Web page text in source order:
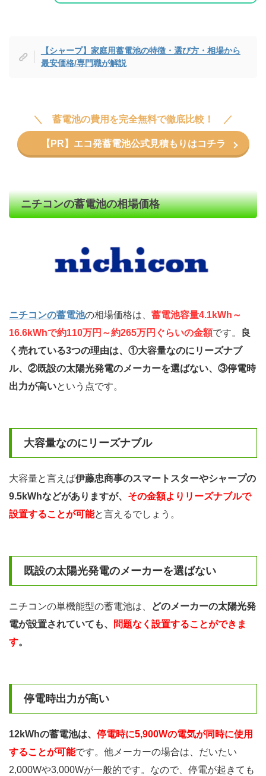
【シャープ】家庭用蓄電池の特徴・選び方・相場から
最安価格/専門職が解説
蓄電池の費用を完全無料で徹底比較！
【PR】エコ発蓄電池公式見積もりはコチラ
ニチコンの蓄電池の相場価格
ニチコンの蓄電池の相場価格は、 蓄電池容量4.1kWh～
16.6kWhで約110万円～約265万円ぐらいの金額です。
良
く売れている3つの理由は、①大容量なのにリーズナブ
ル、②既設の太陽光発電のメーカーを選ばない、③停電時
出力が高いという点です。
大容量なのにリーズナブル
大容量と言えば伊藤忠商事のスマートスターやシャープの
9.5kWhなどがありますが、 その金額よりリーズナブルで
設置することが可能と言えるでしょう。
既設の太陽光発電のメーカーを選ばない
ニチコンの単機能型の蓄電池は、
どのメーカーの太陽光発
電が設置されていても、
問題なく設置することができま
す。
停電時出力が高い
12kWhの蓄電池は、 停電時に5,900Wの電気が同時に使用
することが可能です。他メーカーの場合は、だいたい
2,000Wや3,000Wが一般的です。なので、停電が起きても